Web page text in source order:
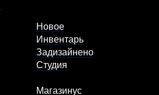
Новое
Инвентарь
Задизайнено
Студия
Магазинус